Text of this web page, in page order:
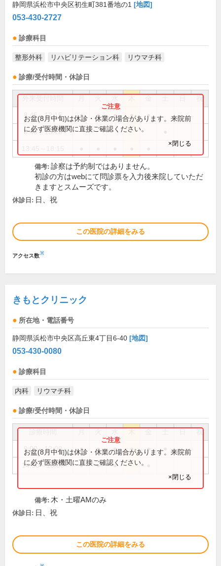
静岡県浜松市中央区初生町381番地の1 [地図]
053-430-2727
診療科目
整形外科 リハビリテーション科 リウマチ科
診療/受付時間・休診日
祝
8:45～12:15 ● ● ● ● ●
8:45～13:15
お盆(8月中旬)は休診・休業の場合があります。来院前
に必ず医療機関に直接ご確認ください。
×閉じる
備考: 診察は予約制ではありません。
初診の方はwebにて問診票を入力後来院していただ
きますとスムーズです。
休診日: 日、祝
この医院の詳細をみる
アクセス数※
きもとクリニック
所在地・電話番号
静岡県浜松市中央区高丘東4丁目6-40 [地図]
053-430-0080
診療科目
内科 リウマチ科
診療/受付時間・休診日
祝
9:00～12:00 ● ● ● ● ●
14:30～18:00 ● ● ●
お盆(8月中旬)は休診・休業の場合があります。来院前
に必ず医療機関に直接ご確認ください。
×閉じる
備考: 木・土曜AMのみ
休診日: 日、祝
この医院の詳細をみる